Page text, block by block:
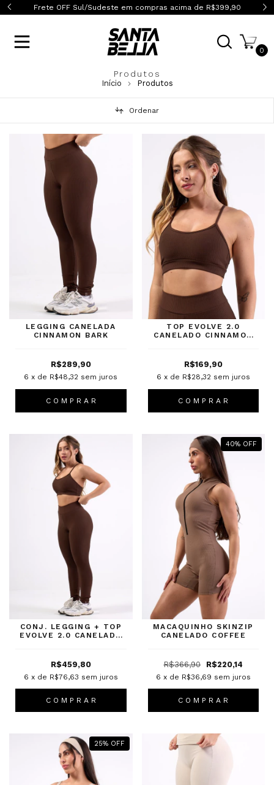
Frete OFF Sul/Sudeste em compras acima de R$399,90
0
Produtos
Início Produtos
Ordenar
LEGGING CANELADA
CINNAMON BARK
R$289,90
6 x de R$48,32 sem juros
C O M P R A R
TOP EVOLVE 2.0
CANELADO CINNAMON
R$169,90
6 x de R$28,32 sem juros
C O M P R A R
CONJ. LEGGING + TOP
EVOLVE 2.0 CANELADO
R$459,80
6 x de R$76,63 sem juros
C O M P R A R
40% OFF
MACAQUINHO SKINZIP
CANELADO COFFEE
R$366,90 R$220,14
6 x de R$36,69 sem juros
C O M P R A R
25% OFF